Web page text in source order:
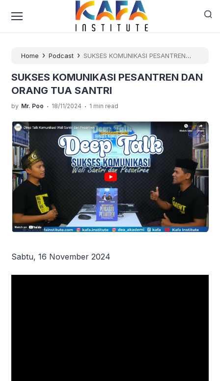
Home › Podcast › SUKSES KOMUNIKASI PESANTREN
SUKSES KOMUNIKASI PESANTREN DAN
ORANG TUA SANTRI
by Mr. Poo . 18/11/2024 . 1 min read
Sabtu, 16 November 2024